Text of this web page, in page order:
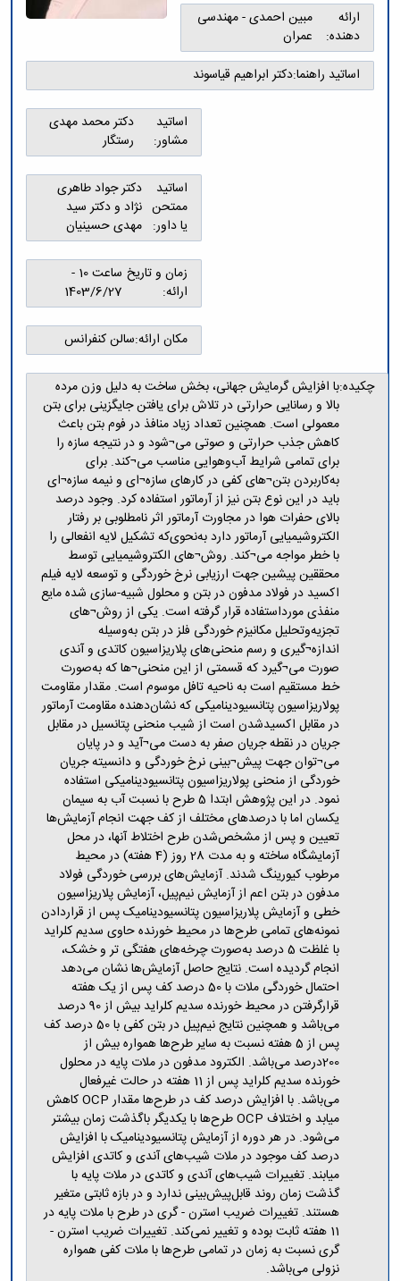
پژوهشی
معاونت
تحصیلات
تکمیلی
کمیته
آئین
نامه
ها
سمینارها
و
گروه
صنایع
گروه
کامپیوتر
نشریات
کارآموزی
مراکز
بنیاد
ملی
نخبگان
شرکت
های
دانش
بنیان
فرآیندها
آئین
نامه
نامه
های
پژوهشی
فرم
های
پژوهشی
مهندسی
مکانیک
مهندسی
کامپیوتر
ارائه
دهنده:
مبین احمدی - مهندسی
عمران
اساتید راهنما:دکتر ابراهیم قیاسوند
اساتید
مشاور:
دکتر محمد مهدی
رستگار
اساتید
ممتحن
یا داور:
دکتر جواد طاهری
نژاد و دکتر سید
مهدی حسینیان
زمان و تاریخ
ارائه:
ساعت 10 -
1403/6/27
مکان ارائه:سالن کنفرانس
چکیده:با افزایش گرمایش جهانی، بخش ساخت به دلیل وزن مرده
بالا و رسانایی حرارتی در تلاش برای یافتن جایگزینی برای بتن
معمولی است. همچنین تعداد زیاد منافذ در فوم بتن باعث
کاهش جذب حرارتی و صوتی می¬شود و در نتیجه سازه را
برای تمامی شرایط آب‌وهوایی مناسب می¬کند. برای
به‌کاربردن بتن¬های کفی در کارهای سازه¬ای و نیمه سازه¬ای
باید در این نوع بتن نیز از آرماتور استفاده کرد. وجود درصد
بالای حفرات هوا در مجاورت آرماتور اثر نامطلوبی بر رفتار
الکتروشیمیایی آرماتور دارد به‌نحوی‌که تشکیل لایه انفعالی را
با خطر مواجه می¬کند. روش¬های الکتروشیمیایی توسط
محققین پیشین جهت ارزیابی نرخ خوردگی و توسعه لایه فیلم
اکسید در فولاد مدفون در بتن و محلول شبیه-سازی شده مایع
منفذی مورداستفاده قرار گرفته است. یکی از روش¬های
تجزیه‌وتحلیل مکانیزم خوردگی فلز در بتن به‌وسیله
اندازه¬گیری و رسم منحنی‌های پلاریزاسیون کاتدی و آندی
صورت می¬گیرد که قسمتی از این منحنی¬ها که به‌صورت
خط مستقیم است به ناحیه تافل موسوم است. مقدار مقاومت
پولاریزاسیون پتانسیودینامیکی که نشان‌دهنده مقاومت آرماتور
در مقابل اکسیدشدن است از شیب منحنی پتانسیل در مقابل
جریان در نقطه جریان صفر به دست می¬آید و در پایان
می¬توان جهت پیش¬بینی نرخ خوردگی و دانسیته جریان
خوردگی از منحنی پولاریزاسیون پتانسیودینامیکی استفاده
نمود. در این پژوهش ابتدا 5 طرح با نسبت آب به سیمان
یکسان اما با درصدهای مختلف از کف جهت انجام آزمایش‌ها
تعیین و پس از مشخص‌شدن طرح اختلاط آنها، در محل
آزمایشگاه ساخته و به مدت 28 روز (4 هفته) در محیط
مرطوب کیورینگ شدند. آزمایش‌های بررسی خوردگی فولاد
مدفون در بتن اعم از آزمایش نیم‌پیل، آزمایش پلاریزاسیون
خطی و آزمایش پلاریزاسیون پتانسیودینامیک پس از قراردادن
نمونه‌های تمامی طرح‌ها در محیط خورنده حاوی سدیم کلراید
با غلظت 5 درصد به‌صورت چرخه‌های هفتگی تر و خشک،
انجام گردیده است. نتایج حاصل آزمایش‌ها نشان می‌دهد
احتمال خوردگی ملات با 50 درصد کف پس از یک هفته
قرارگرفتن در محیط خورنده سدیم کلراید بیش از 90 درصد
می‌باشد و همچنین نتایج نیم‌پیل در بتن کفی با 50 درصد کف
پس از 5 هفته نسبت به سایر طرح‌ها همواره بیش از
200درصد می‌باشد. الکترود مدفون در ملات پایه در محلول
خورنده سدیم کلراید پس از 11 هفته در حالت غیرفعال
می‌باشد. با افزایش درصد کف در طرح‌ها مقدار OCP کاهش
میابد و اختلاف OCP طرح‌ها با یکدیگر باگذشت زمان بیشتر
می‌شود. در هر دوره از آزمایش پتانسیودینامیک با افزایش
درصد کف موجود در ملات شیب‌های آندی و کاتدی افزایش
میابند. تغییرات شیب‌های آندی و کاتدی در ملات پایه با
گذشت زمان روند قابل‌پیش‌بینی ندارد و در بازه ثابتی متغیر
هستند. تغییرات ضریب استرن - گری در طرح با ملات پایه در
11 هفته ثابت بوده و تغییر نمی‌کند. تغییرات ضریب استرن -
گری نسبت به زمان در تمامی طرح‌ها با ملات کفی همواره
نزولی می‌باشد.